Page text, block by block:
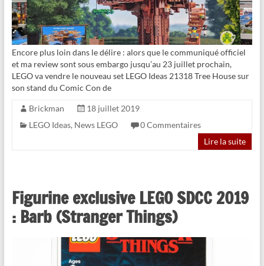
Encore plus loin dans le délire : alors que le communiqué officiel
et ma review sont sous embargo jusqu’au 23 juillet prochain,
LEGO va vendre le nouveau set LEGO Ideas 21318 Tree House sur
son stand du Comic Con de
Brickman
18 juillet 2019
LEGO Ideas, News LEGO
0 Commentaires
Lire la suite
Figurine exclusive LEGO SDCC 2019
: Barb (Stranger Things)